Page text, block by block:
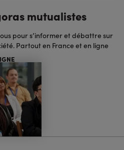
mutualistes
pour s’informer et débattre sur
Partout en France et en ligne